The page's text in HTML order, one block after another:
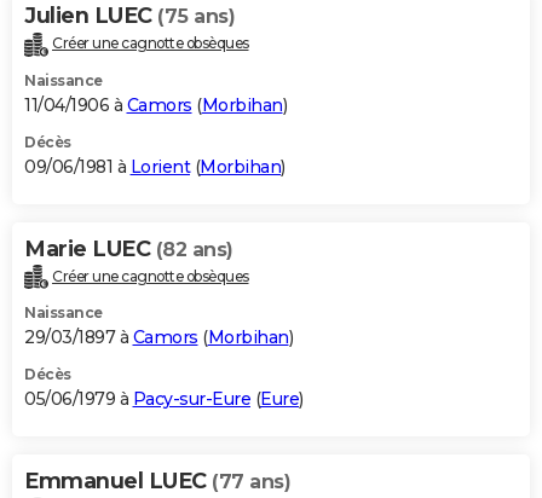
Julien LUEC (75 ans)
Créer une cagnotte obsèques
Naissance
11/04/1906 à Camors (Morbihan)
Décès
09/06/1981 à Lorient(Morbihan)
Marie LUEC (82 ans)
Créer une cagnotte obsèques
Naissance
29/03/1897 à Camors (Morbihan)
Décès
05/06/1979 à Pacy-sur-Eure (Eure)
Emmanuel LUEC (77 ans)